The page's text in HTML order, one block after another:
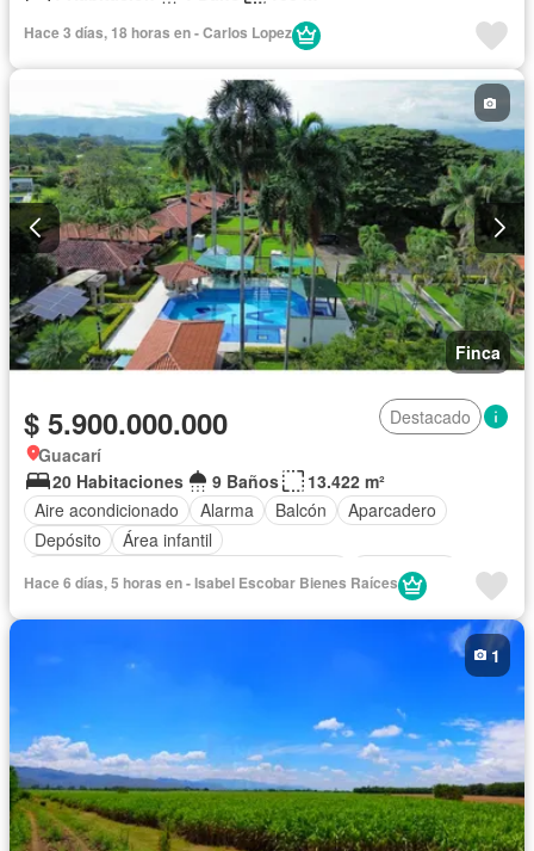
Hace 3 días, 18 horas en - Carlos Lopez
Finca
$ 5.900.000.000
Destacado
Guacarí
20 Habitaciones
9 Baños
13.422 m²
Aire acondicionado
Alarma Balcón
Aparcadero
Depósito
Área infantil
Electricidad
Jacuzzi
Seguridad privada
Cuarto de servicio
Hace 6 días, 5 horas en - Isabel Escobar Bienes Raíces
1